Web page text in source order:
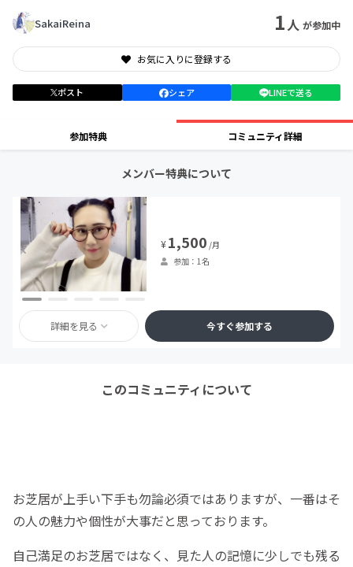
SakaiReina 1人 が参加中
お気に入りに登録する
ポスト シェア LINEで送る
参加特典 コミュニティ詳細
メンバー特典について
¥1,500 /月
参加：1名
詳細を見る 今すぐ参加する
このコミュニティについて
お芝居が上手い下手も勿論必須ではありますが、一番はそ
の人の魅力や個性が大事だと思っております。
自己満足のお芝居ではなく、見た人の記憶に少しでも残る